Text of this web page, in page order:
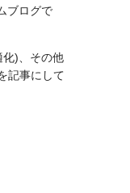
ブログで
化)、その他
記事にして